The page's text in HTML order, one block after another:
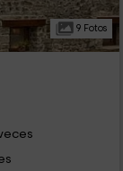
9 Fotos